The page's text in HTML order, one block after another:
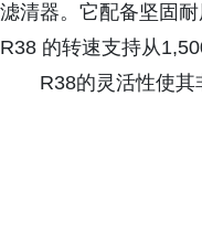
滤清器。它配备坚固
R38 的转速支持从
R38的灵活性使